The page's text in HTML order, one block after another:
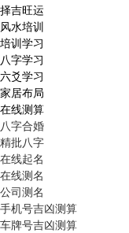
择吉旺运
风水培训
培训学习
八字学习
六爻学习
家居布局
在线测算
八字合婚
精批八字
在线起名
在线测名
公司测名
手机号吉凶测算
车牌号吉凶测算